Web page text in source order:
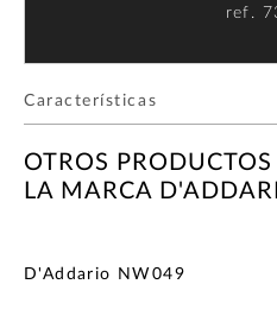
ref.
Características
OTROS
LA MARCA
D'Addario NW049